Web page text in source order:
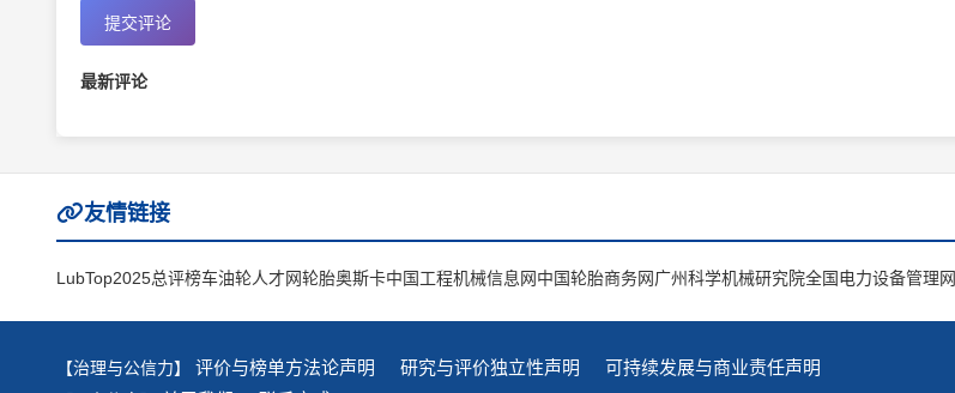
提交评论
最新评论
友情链接
LubTop2025总评榜车油轮人才网轮胎奥斯卡中国工程机械信息网中国轮胎商务网广州科学机械研究院全国电力设备管理网
【治理与公信力】 评价与榜单方法论声明 研究与评价独立性声明 可持续发展与商业责任声明